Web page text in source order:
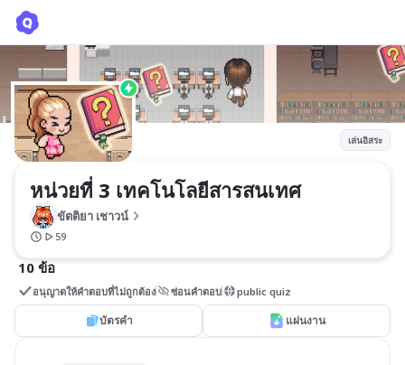
เล่นอิสระ
หน่วยที่ 3 เทคโนโลยีสารสนเทศ
ขัตติยา เชาวน์
59
10 ข้อ
อนุญาตให้คำตอบที่ไม่ถูกต้อง ซ่อนคำตอบ public quiz
บัตรคำ แผ่นงาน